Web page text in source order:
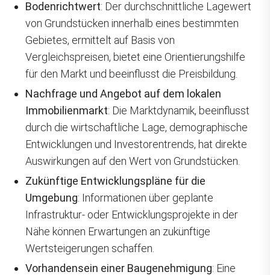
Bodenrichtwert: Der durchschnittliche Lagewert
von Grundstücken innerhalb eines bestimmten
Gebietes, ermittelt auf Basis von
Vergleichspreisen, bietet eine Orientierungshilfe
für den Markt und beeinflusst die Preisbildung.
Nachfrage und Angebot auf dem lokalen
Immobilienmarkt: Die Marktdynamik, beeinflusst
durch die wirtschaftliche Lage, demographische
Entwicklungen und Investorentrends, hat direkte
Auswirkungen auf den Wert von Grundstücken.
Zukünftige Entwicklungspläne für die
Umgebung: Informationen über geplante
Infrastruktur- oder Entwicklungsprojekte in der
Nähe können Erwartungen an zukünftige
Wertsteigerungen schaffen.
Vorhandensein einer Baugenehmigung: Eine